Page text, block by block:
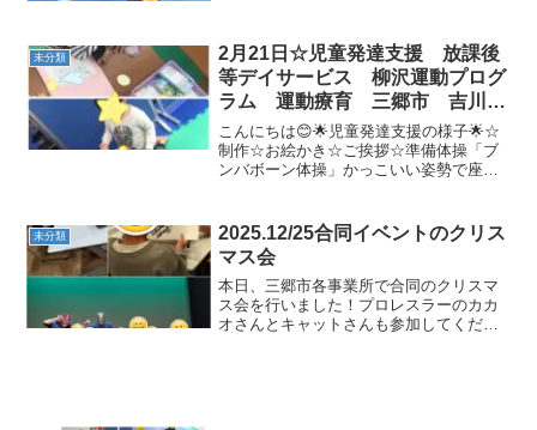
未分類
2月21日☆児童発達支援 放課後
等デイサービス 柳沢運動プログ
ラム 運動療育 三郷市 吉川
市 八潮市 気になる子
こんにちは😊🌟児童発達支援の様子🌟☆
制作☆お絵かき☆ご挨拶☆準備体操「ブ
ンバボーン体操」かっこいい姿勢で座れ
ー！と声を出してがんばりました(^^)☆動
物変身☆サーキッ...
未分類
2025.12/25合同イベントのクリス
マス会
本日、三郷市各事業所で合同のクリスマ
ス会を行いました！プロレスラーのカカ
オさんとキャットさんも参加してくださ